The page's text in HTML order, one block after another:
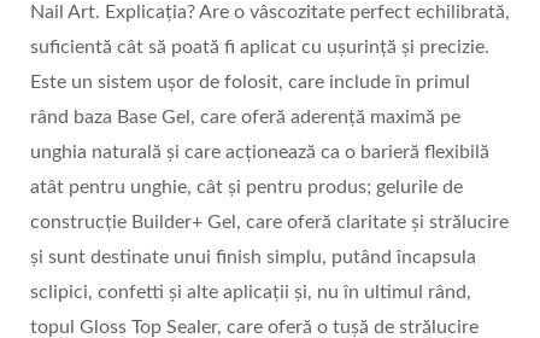
Nail Art. Explicația? Are o vâscozitate perfect echilibrată,
suficientă cât să poată fi aplicat cu ușurință și precizie.
Este un sistem ușor de folosit, care include în primul
rând baza Base Gel, care oferă aderență maximă pe
unghia naturală și care acționează ca o barieră flexibilă
atât pentru unghie, cât și pentru produs; gelurile de
construcție Builder+ Gel, care oferă claritate și strălucire
și sunt destinate unui finish simplu, putând încapsula
sclipici, confetti și alte aplicații și, nu în ultimul rând,
topul Gloss Top Sealer, care oferă o tușă de strălucire